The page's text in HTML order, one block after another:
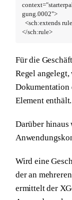
gung.0002">
</sch:rule>
Für die
Regel
Dokumentation
Element enthält.
Darüber hinaus
Wird eine
der an
ermittelt der